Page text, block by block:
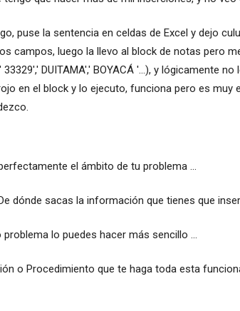
puse la sentencia en celdas de Excel y dejo
campos, luego la llevo al block de notas pero
33329',' DUITAMA',' BOYACÁ '...), y lógicamente
en el block y lo ejecuto, funciona pero es muy
el ámbito de tu problema ...
dónde sacas la información que tienes que
lo puedes hacer más sencillo ...
o Procedimiento que te haga toda esta